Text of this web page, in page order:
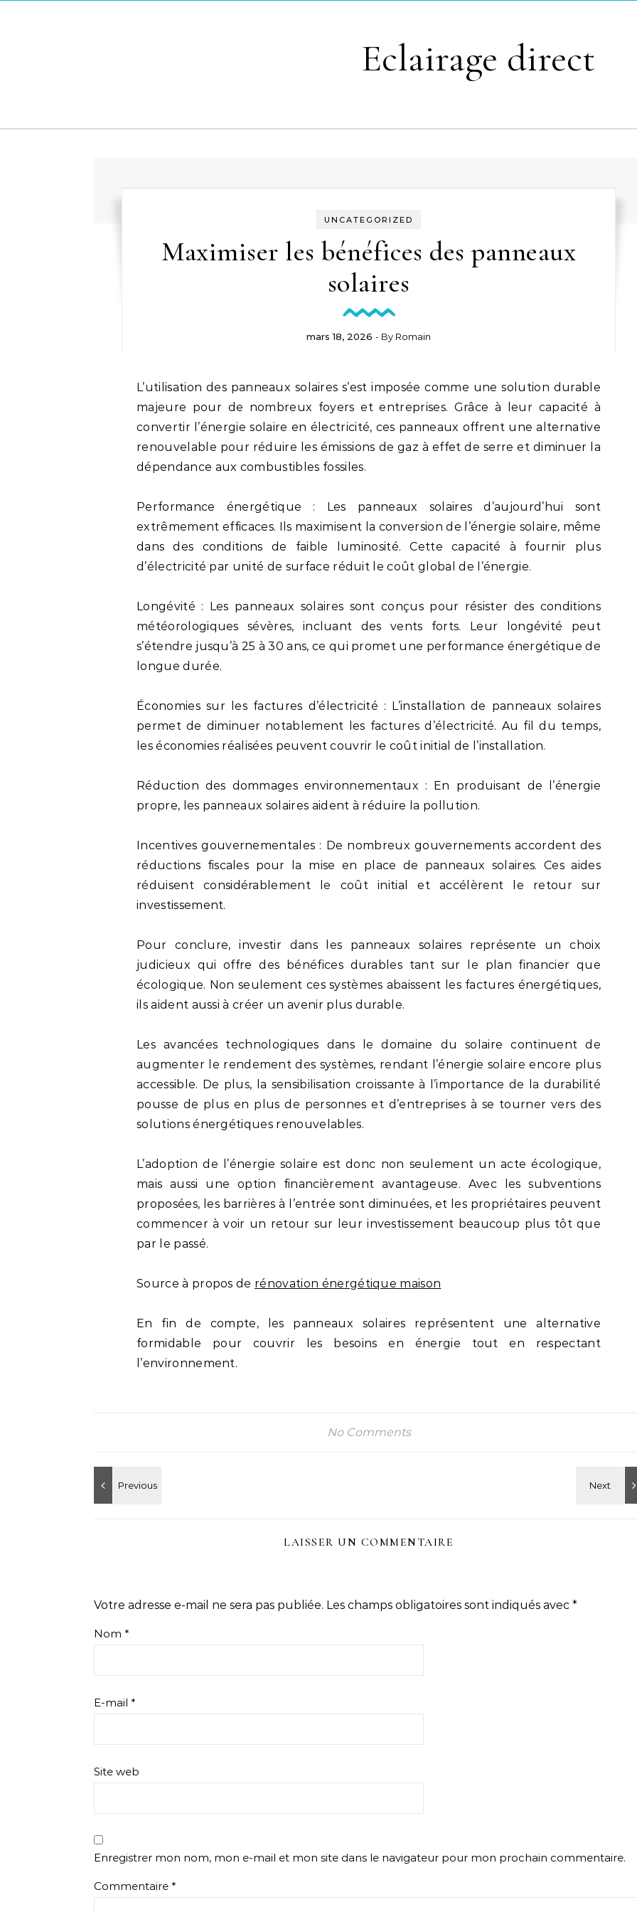
Eclairage direct
UNCATEGORIZED
Maximiser les bénéfices des panneaux
solaires
mars 18, 2026 - By Romain
L’utilisation des panneaux solaires s’est imposée comme une solution durable
majeure pour de nombreux foyers et entreprises. Grâce à leur capacité à
convertir l’énergie solaire en électricité, ces panneaux offrent une alternative
renouvelable pour réduire les émissions de gaz à effet de serre et diminuer la
dépendance aux combustibles fossiles.
Performance énergétique : Les panneaux solaires d’aujourd’hui sont
extrêmement efficaces. Ils maximisent la conversion de l’énergie solaire, même
dans des conditions de faible luminosité. Cette capacité à fournir plus
d’électricité par unité de surface réduit le coût global de l’énergie.
Longévité : Les panneaux solaires sont conçus pour résister des conditions
météorologiques sévères, incluant des vents forts. Leur longévité peut
s’étendre jusqu’à 25 à 30 ans, ce qui promet une performance énergétique de
longue durée.
Économies sur les factures d’électricité : L’installation de panneaux solaires
permet de diminuer notablement les factures d’électricité. Au fil du temps,
les économies réalisées peuvent couvrir le coût initial de l’installation.
Réduction des dommages environnementaux : En produisant de l’énergie
propre, les panneaux solaires aident à réduire la pollution.
Incentives gouvernementales : De nombreux gouvernements accordent des
réductions fiscales pour la mise en place de panneaux solaires. Ces aides
réduisent considérablement le coût initial et accélèrent le retour sur
investissement.
Pour conclure, investir dans les panneaux solaires représente un choix
judicieux qui offre des bénéfices durables tant sur le plan financier que
écologique. Non seulement ces systèmes abaissent les factures énergétiques,
ils aident aussi à créer un avenir plus durable.
Les avancées technologiques dans le domaine du solaire continuent de
augmenter le rendement des systèmes, rendant l’énergie solaire encore plus
accessible. De plus, la sensibilisation croissante à l’importance de la durabilité
pousse de plus en plus de personnes et d’entreprises à se tourner vers des
solutions énergétiques renouvelables.
L’adoption de l’énergie solaire est donc non seulement un acte écologique,
mais aussi une option financièrement avantageuse. Avec les subventions
proposées, les barrières à l’entrée sont diminuées, et les propriétaires peuvent
commencer à voir un retour sur leur investissement beaucoup plus tôt que
par le passé.
Source à propos de rénovation énergétique maison
En fin de compte, les panneaux solaires représentent une alternative
formidable pour couvrir les besoins en énergie tout en respectant
l’environnement.
No Comments
LAISSER UN COMMENTAIRE
Votre adresse e-mail ne sera pas publiée. Les champs obligatoires sont indiqués avec *
Nom *
E-mail *
Site web
Enregistrer mon nom, mon e-mail et mon site dans le navigateur pour mon prochain commentaire.
Commentaire *